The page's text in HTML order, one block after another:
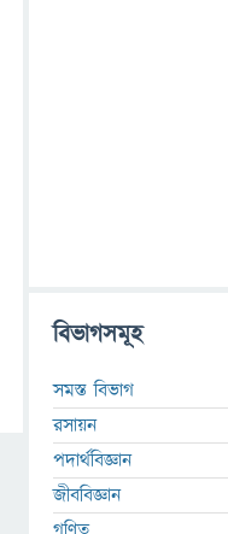
বিভাগসমূহ
সমস্ত বিভাগ
রসায়ন
পদার্থবিজ্ঞান
জীববিজ্ঞান